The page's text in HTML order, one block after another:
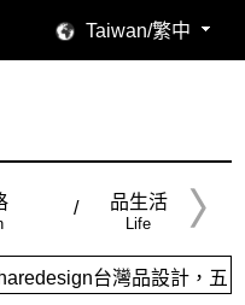
Taiwan/繁中
品生活
Life
設計，五大特色主題，